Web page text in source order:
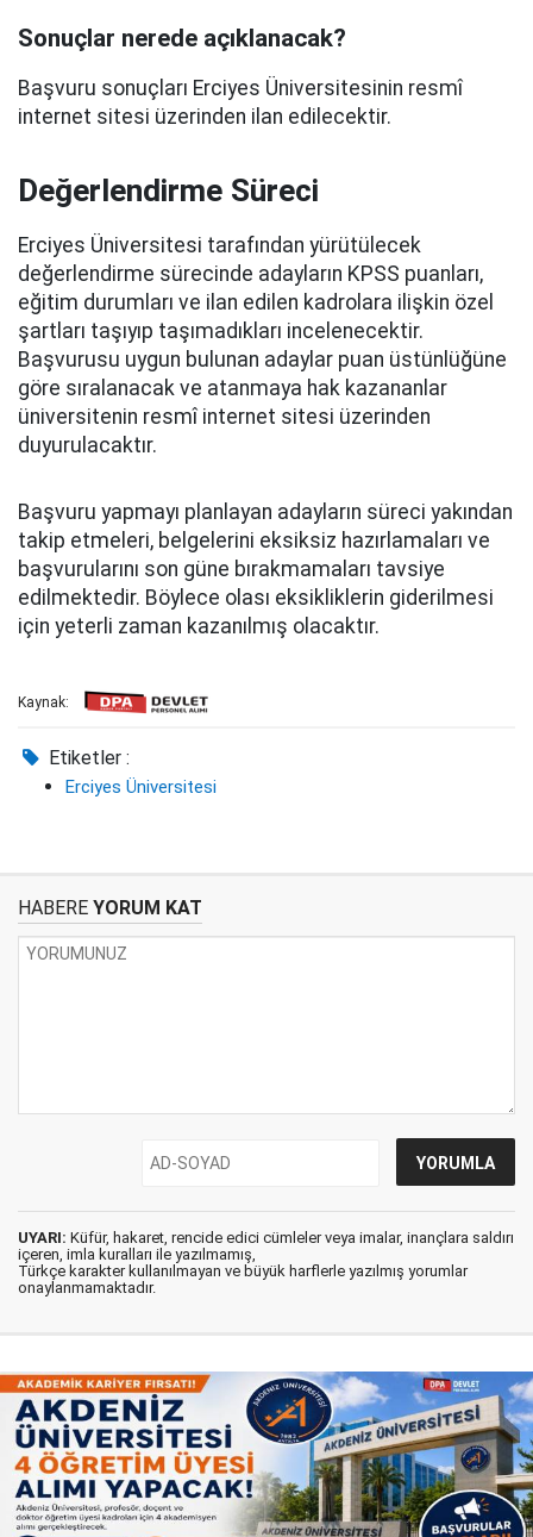
Sonuçlar nerede açıklanacak?
Başvuru sonuçları Erciyes Üniversitesinin resmî
internet sitesi üzerinden ilan edilecektir.
Değerlendirme Süreci
Erciyes Üniversitesi tarafından yürütülecek
değerlendirme sürecinde adayların KPSS puanları,
eğitim durumları ve ilan edilen kadrolara ilişkin özel
şartları taşıyıp taşımadıkları incelenecektir.
Başvurusu uygun bulunan adaylar puan üstünlüğüne
göre sıralanacak ve atanmaya hak kazananlar
üniversitenin resmî internet sitesi üzerinden
duyurulacaktır.
Başvuru yapmayı planlayan adayların süreci yakından
takip etmeleri, belgelerini eksiksiz hazırlamaları ve
başvurularını son güne bırakmamaları tavsiye
edilmektedir. Böylece olası eksikliklerin giderilmesi
için yeterli zaman kazanılmış olacaktır.
Kaynak:
Etiketler :
Erciyes Üniversitesi
HABERE YORUM KAT
UYARI: Küfür, hakaret, rencide edici cümleler veya imalar, inançlara saldırı
içeren, imla kuralları ile yazılmamış,
Türkçe karakter kullanılmayan ve büyük harflerle yazılmış yorumlar
onaylanmamaktadır.